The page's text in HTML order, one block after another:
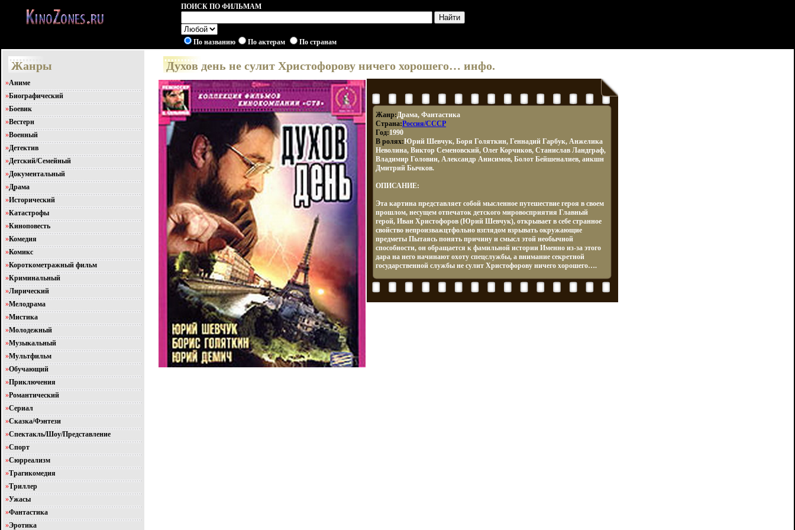
ПОИСК ПО ФИЛЬМАМ
По названию По актерам По странам
Жанры
»Аниме
»Биографический
»Боевик
»Вестерн
»Военный
»Детектив
»Детский/Семейный
»Документальный
»Драма
»Исторический
»Катастрофы
»Киноповесть
»Комедия
»Комикс
»Короткометражный фильм
»Криминальный
»Лирический
»Мелодрама
»Мистика
»Молодежный
»Музыкальный
»Мультфильм
»Обучающий
»Приключения
»Романтический
»Сериал
»Сказка/Фэнтези
»Спектакль/Шоу/Представление
»Спорт
»Сюрреализм
»Трагикомедия
»Триллер
»Ужасы
»Фантастика
»Эротика
Духов день не сулит Христофорову ничего хорошего… инфо.
Жанр:Драма, Фантастика
Страна:Россия/СССР
Год:1990
В ролях:Юрий Шевчук, Боря Голяткин, Геннадий Гарбук, Анжелика
Неволина, Виктор Семеновский, Олег Корчиков, Станислав Ландграф,
Владимир Головин, Александр Анисимов, Болот Бейшеналиев, аикшн
Дмитрий Бычков.
ОПИСАНИЕ:
Эта картина представляет собой мысленное путешествие героя в своем
прошлом, несущем отпечаток детского мировосприятия Главный
герой, Иван Христофоров (Юрий Шевчук), открывает в себе странное
свойство непроизважцтфольно взглядом взрывать окружающие
предметы Пытаясь понять причину и смысл этой необычной
способности, он обращается к фамильной истории Именно из-за этого
дара на него начинают охоту спецслужбы, а внимание секретной
государственной службы не сулит Христофорову ничего хорошего….